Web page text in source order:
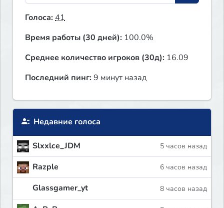
Голоса:41
Время работы (30 дней): 100.0%
Среднее количество игроков (30д): 16.09
Последний пинг:9 минут назад
Недавние голоса
Slxxlce_JDM 5 часов назад
Razple 6 часов назад
Glassgamer_yt 8 часов назад